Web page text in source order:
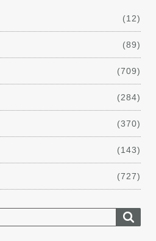
(12)
(89)
(709)
(284)
(370)
(143)
(727)